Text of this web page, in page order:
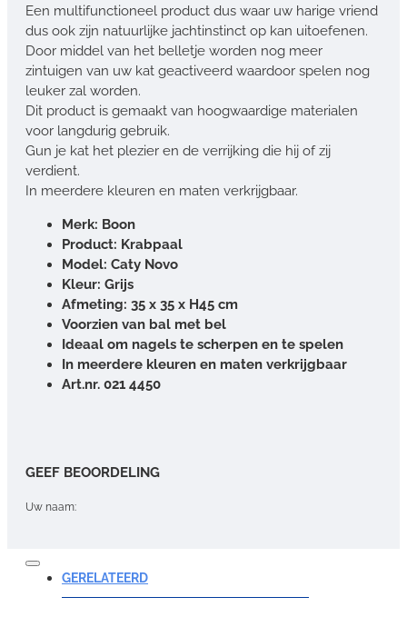
Een multifunctioneel product dus waar uw harige vriend
dus ook zijn natuurlijke jachtinstinct op kan uitoefenen.
Door middel van het belletje worden nog meer
zintuigen van uw kat geactiveerd waardoor spelen nog
leuker zal worden.
Dit product is gemaakt van hoogwaardige materialen
voor langdurig gebruik.
Gun je kat het plezier en de verrijking die hij of zij
verdient.
In meerdere kleuren en maten verkrijgbaar.
Merk: Boon
Product: Krabpaal
Model: Caty Novo
Kleur: Grijs
Afmeting: 35 x 35 x H45 cm
Voorzien van bal met bel
Ideaal om nagels te scherpen en te spelen
In meerdere kleuren en maten verkrijgbaar
Art.nr. 021 4450
GEEF BEOORDELING
Uw naam:
Opmerking:
GERELATEERD